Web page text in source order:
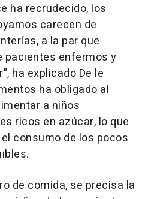
ha recrudecido, los
carecen de
a la par que
pacientes enfermos y
ha explicado De le
ha obligado al
a niños
ricos en azúcar, lo que
consumo de los pocos
de comida, se precisa la